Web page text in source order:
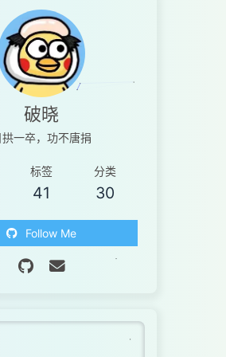
破晓
拱一卒，功不唐捐
标签
41
分类
30
Follow Me